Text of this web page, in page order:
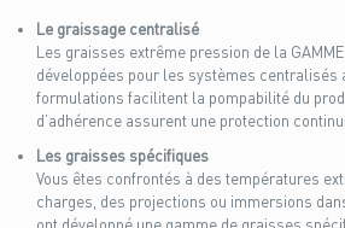
Le graissage centralisé
Les graisses extrême pression de la
développées pour les systèmes centralisés
formulations facilitent la pompabilité du
d’adhérence assurent une protection
Les graisses spécifiques
Vous êtes confrontés à des températures
charges, des projections ou immersions